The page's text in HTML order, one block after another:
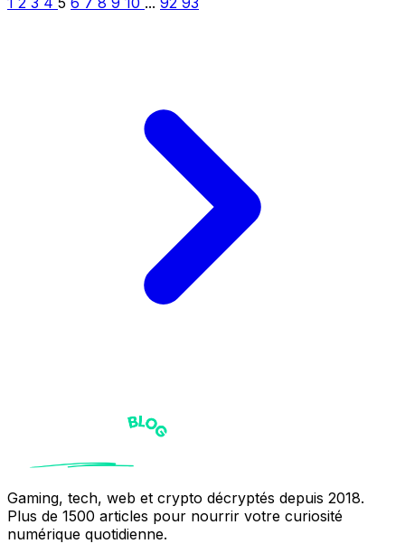
Gaming, tech, web et crypto décryptés depuis 2018.
Plus de 1500 articles pour nourrir votre curiosité
numérique quotidienne.